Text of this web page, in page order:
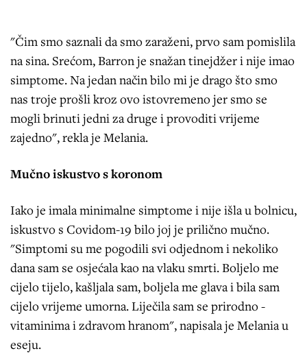
"Čim smo saznali da smo zaraženi, prvo sam pomislila
na sina. Srećom, Barron je snažan tinejdžer i nije imao
simptome. Na jedan način bilo mi je drago što smo
nas troje prošli kroz ovo istovremeno jer smo se
mogli brinuti jedni za druge i provoditi vrijeme
zajedno", rekla je Melania.
Mučno iskustvo s koronom
Iako je imala minimalne simptome i nije išla u bolnicu,
iskustvo s Covidom-19 bilo joj je prilično mučno.
"Simptomi su me pogodili svi odjednom i nekoliko
dana sam se osjećala kao na vlaku smrti. Boljelo me
cijelo tijelo, kašljala sam, boljela me glava i bila sam
cijelo vrijeme umorna. Liječila sam se prirodno -
vitaminima i zdravom hranom", napisala je Melania u
eseju.